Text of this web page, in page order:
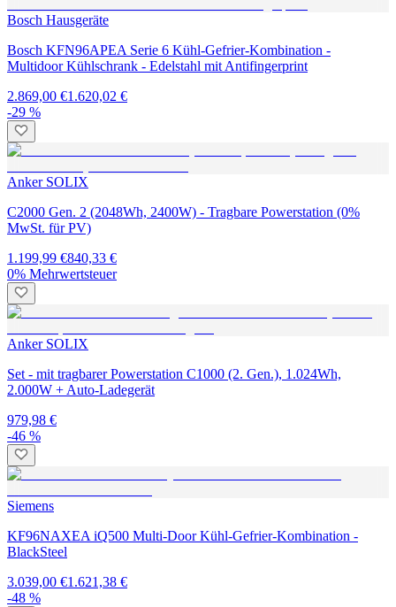
Bosch Hausgeräte
Bosch KFN96APEA Serie 6 Kühl-Gefrier-Kombination -
Multidoor Kühlschrank - Edelstahl mit Antifingerprint
2.869,00 €1.620,02 €
-29 %
Anker SOLIX
C2000 Gen. 2 (2048Wh, 2400W) - Tragbare Powerstation (0%
MwSt. für PV)
1.199,99 €840,33 €
0% Mehrwertsteuer
Anker SOLIX
Set - mit tragbarer Powerstation C1000 (2. Gen.), 1.024Wh,
2.000W + Auto-Ladegerät
979,98 €
-46 %
Siemens
KF96NAXEA iQ500 Multi-Door Kühl-Gefrier-Kombination -
BlackSteel
3.039,00 €1.621,38 €
-48 %